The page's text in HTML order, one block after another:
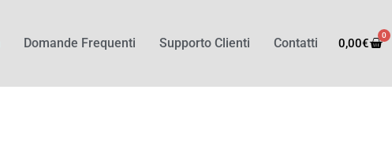
Domande Frequenti Supporto Clienti Contatti 0,00€
0